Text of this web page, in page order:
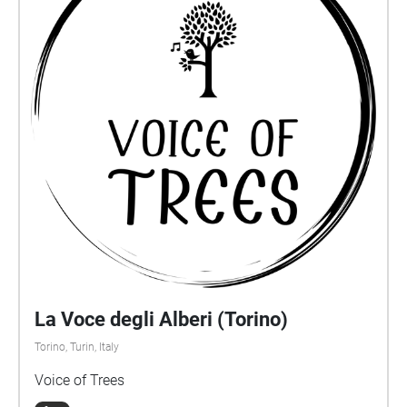
La Voce degli Alberi (Torino)
Torino, Turin, Italy
Voice of Trees